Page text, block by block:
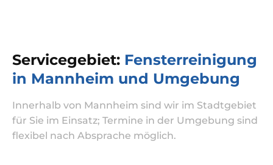
Servicegebiet: Fensterreinigung
in Mannheim und Umgebung
Innerhalb von Mannheim sind wir im Stadtgebiet
für Sie im Einsatz; Termine in der Umgebung sind
flexibel nach Absprache möglich.